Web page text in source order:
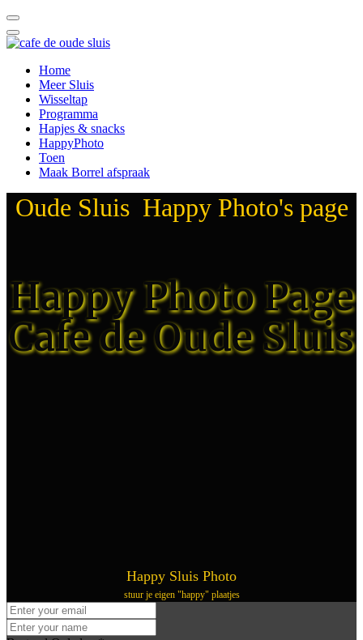
Home
Meer Sluis
Wisseltap
Programma
Hapjes & snacks
HappyPhoto
Toen
Maak Borrel afspraak
Oude Sluis Happy Photo's page
Happy Photo Page
Cafe de Oude Sluis
Happy Sluis Photo
stuur je eigen "happy" plaatjes